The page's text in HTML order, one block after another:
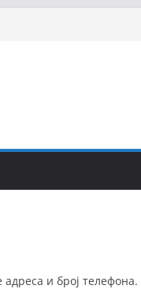
и број